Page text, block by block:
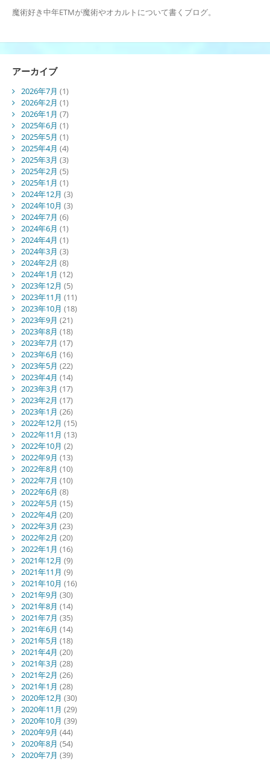
魔術好き中年ETMが魔術やオカルトについて書くブログ。
アーカイブ
2026年7月 (1)
2026年2月 (1)
2026年1月 (7)
2025年6月 (1)
2025年5月 (1)
2025年4月 (4)
2025年3月 (3)
2025年2月 (5)
2025年1月 (1)
2024年12月 (3)
2024年10月 (3)
2024年7月 (6)
2024年6月 (1)
2024年4月 (1)
2024年3月 (3)
2024年2月 (8)
2024年1月 (12)
2023年12月 (5)
2023年11月 (11)
2023年10月 (18)
2023年9月 (21)
2023年8月 (18)
2023年7月 (17)
2023年6月 (16)
2023年5月 (22)
2023年4月 (14)
2023年3月 (17)
2023年2月 (17)
2023年1月 (26)
2022年12月 (15)
2022年11月 (13)
2022年10月 (2)
2022年9月 (13)
2022年8月 (10)
2022年7月 (10)
2022年6月 (8)
2022年5月 (15)
2022年4月 (20)
2022年3月 (23)
2022年2月 (20)
2022年1月 (16)
2021年12月 (9)
2021年11月 (9)
2021年10月 (16)
2021年9月 (30)
2021年8月 (14)
2021年7月 (35)
2021年6月 (14)
2021年5月 (18)
2021年4月 (20)
2021年3月 (28)
2021年2月 (26)
2021年1月 (28)
2020年12月 (30)
2020年11月 (29)
2020年10月 (39)
2020年9月 (44)
2020年8月 (54)
2020年7月 (39)